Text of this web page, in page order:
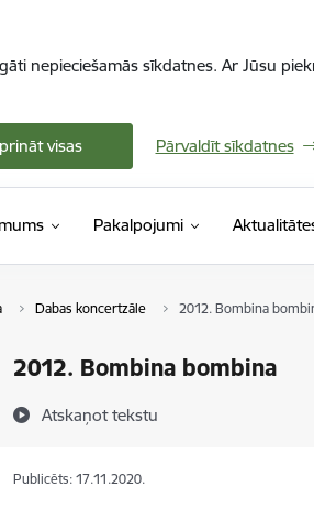
nepieciešamās sīkdatnes. Ar Jūsu
visas Pārvaldīt sīkdatnes
Pakalpojumi
Dabas koncertzāle 2012. Bombina
2012. Bombina bombina
Atskaņot tekstu
Publicēts: 17.11.2020.